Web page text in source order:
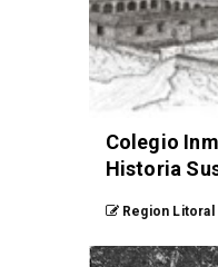
Colegio
Historia
Region Litoral